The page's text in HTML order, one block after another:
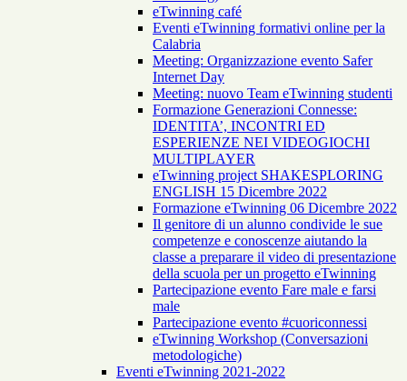
eTwinning café
Eventi eTwinning formativi online per la
Calabria
Meeting: Organizzazione evento Safer
Internet Day
Meeting: nuovo Team eTwinning studenti
Formazione Generazioni Connesse:
IDENTITA’, INCONTRI ED
ESPERIENZE NEI VIDEOGIOCHI
MULTIPLAYER
eTwinning project SHAKESPLORING
ENGLISH 15 Dicembre 2022
Formazione eTwinning 06 Dicembre 2022
Il genitore di un alunno condivide le sue
competenze e conoscenze aiutando la
classe a preparare il video di presentazione
della scuola per un progetto eTwinning
Partecipazione evento Fare male e farsi
male
Partecipazione evento #cuoriconnessi
eTwinning Workshop (Conversazioni
metodologiche)
Eventi eTwinning 2021-2022